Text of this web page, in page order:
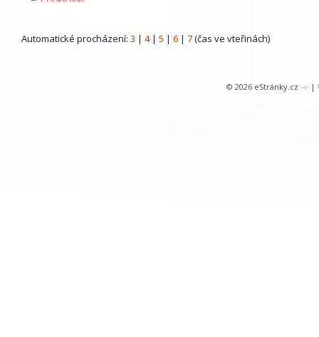
Automatické procházení: 3 | 4| 5 | 6 | 7(čas ve vteřinách)
© 2026 eStránky.cz |